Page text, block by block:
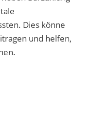
Dies könne
und helfen,